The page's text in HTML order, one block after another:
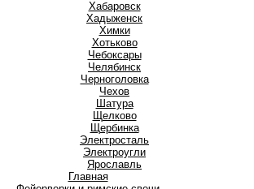
Хабаровск
Хадыженск
Химки
Хотьково
Чебоксары
Челябинск
Черноголовка
Чехов
Шатура
Щелково
Щербинка
Электросталь
Электроугли
Ярославль
Главная